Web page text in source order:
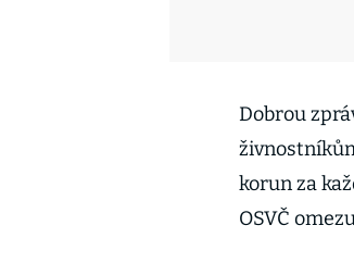
Dobrou
korun za
OSVČ